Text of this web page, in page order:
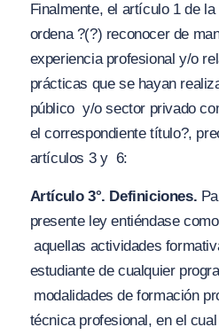
Finalmente, el artículo 1 de
ordena ?(?) reconocer de
experiencia profesional y/o
prácticas que se hayan
público y/o sector privado
el correspondiente título?,
artículos 3 y 6:
Artículo 3°. Definiciones.
presente ley entiéndase
aquellas actividades
estudiante de cualquier
modalidades de formación
técnica profesional, en el